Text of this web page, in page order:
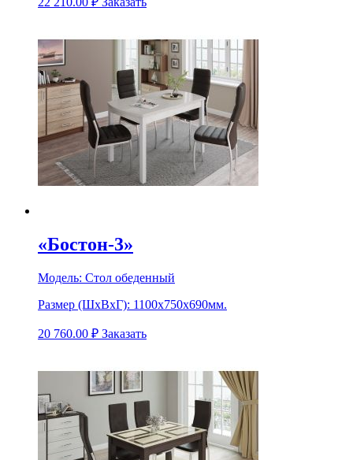
«Бостон-3»
Модель: Стол обеденный
Размер (ШхВхГ): 1100х750х690мм.
20 760.00 ₽ Заказать